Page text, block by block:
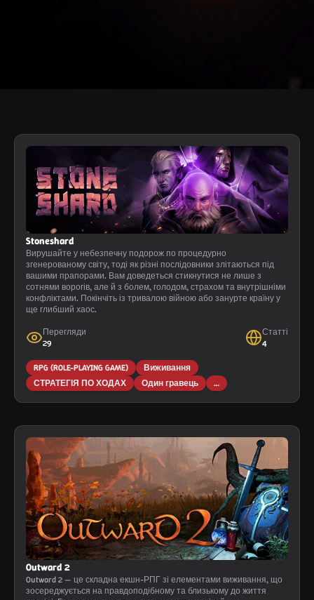
Stoneshard
Вирушайте у небезпечну подорож по процедурно
згенерованому світу, тоді як різні послідовники злітаються під
вашими прапорами. Вам доведеться стикнутися не лише з
сотнями ворогів, але й з болем, голодом, страхом та внутрішніми
конфліктами. Покінчіть із тривалою війною або занурте країну у
ще глибший хаос.
Перегляди
29
Статті
4
RPG (ROLE-PLAYING GAME)
Виживання
СТРАТЕГІЯ ПО ХОДАХ
Один гравець …
Outward 2
Outward 2 — це складна екшн-РПГ зі елементами виживання, що
зосереджується на правдоподібному та близькому до життя